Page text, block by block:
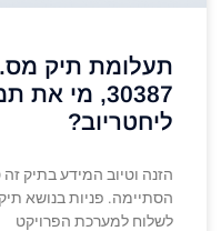
תעלומת תיק מס.
30387, מי את
ליחטריוב?
הזנה וטיוב המידע בתיק
הסתיימה. פניות בנושא תיק
לשלוח למערכת הפרויקט